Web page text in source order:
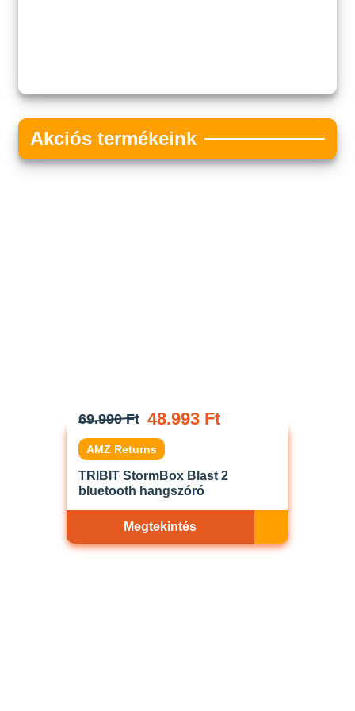
Akciós termékeink
69.990 Ft 48.993 Ft
AMZ Returns
TRIBIT StormBox Blast 2
bluetooth hangszóró
Megtekintés